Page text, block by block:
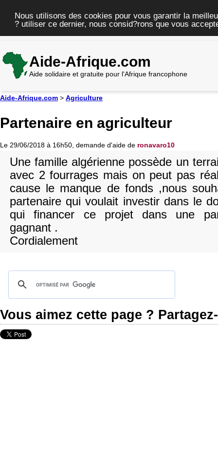
Nous utilisons des cookies pour vous garantir la
? utiliser ce dernier, nous consid?rons que vous
Aide-Afrique.com
Aide solidaire et gratuite pour l'Afrique francophone
Aide-Afrique.com > Agriculture
Partenaire en agriculteur
Le 29/06/2018 à 16h50, demande d'aide de ronavaro10
Une famille algérienne possède un
avec 2 fourrages mais on peut pas
cause le manque de fonds ,nous
partenaire qui voulait investir dans le
qui financer ce projet dans une
gagnant .
Cordialement
Vous aimez cette page ?